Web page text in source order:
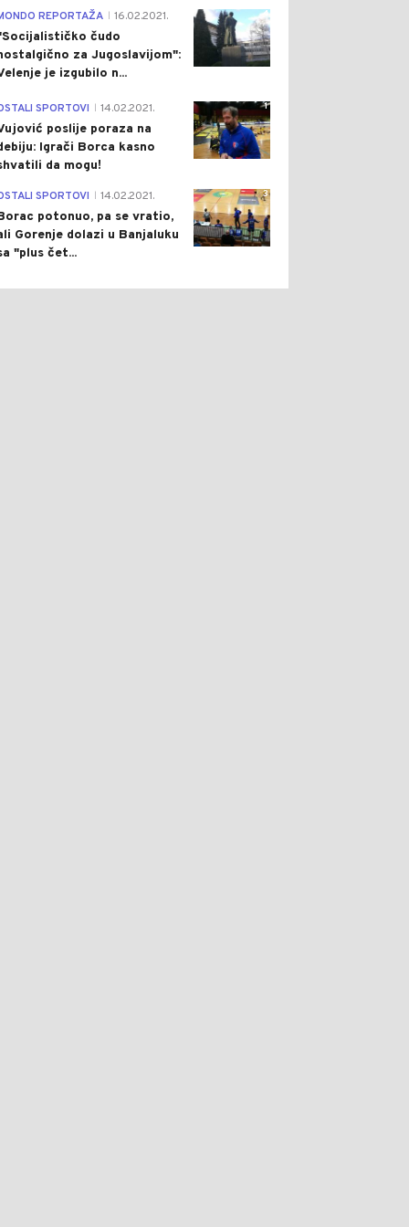
4
REPORTAŽA 16.02.2021.
čudo
za Jugoslavijom":
je izgubilo n...
1
SPORTOVI 14.02.2021.
poslije poraza na
Igrači Borca kasno
da mogu!
3
SPORTOVI 14.02.2021.
potonuo, pa se vratio,
Gorenje dolazi u Banjaluku
"plus čet...